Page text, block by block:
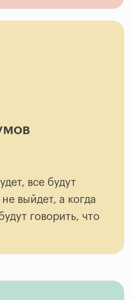
все будут
выйдет, а когда
говорить, что